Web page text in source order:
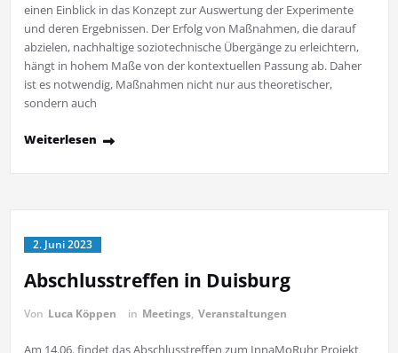
einen Einblick in das Konzept zur Auswertung der Experimente
und deren Ergebnissen. Der Erfolg von Maßnahmen, die darauf
abzielen, nachhaltige soziotechnische Übergänge zu erleichtern,
hängt in hohem Maße von der kontextuellen Passung ab. Daher
ist es notwendig, Maßnahmen nicht nur aus theoretischer,
sondern auch
Weiterlesen
2. Juni 2023
Abschlusstreffen in Duisburg
Von Luca Köppen in Meetings, Veranstaltungen
Am 14.06. findet das Abschlusstreffen zum InnaMoRuhr Projekt